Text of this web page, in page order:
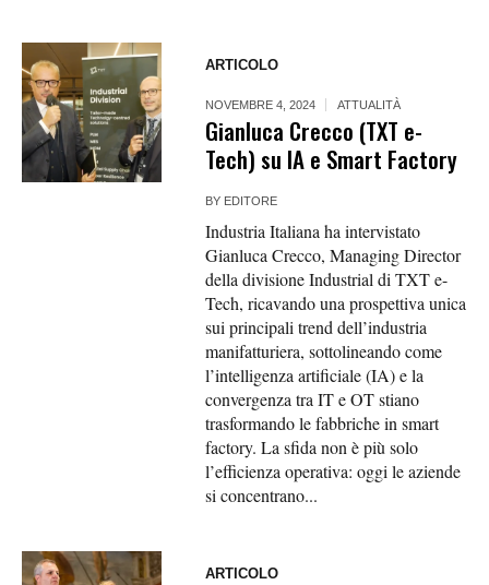
ARTICOLO
NOVEMBRE 4, 2024 ATTUALITÀ
Gianluca Crecco (TXT e-
Tech) su IA e Smart Factory
BY EDITORE
Industria Italiana ha intervistato
Gianluca Crecco, Managing Director
della divisione Industrial di TXT e-
Tech, ricavando una prospettiva unica
sui principali trend dell’industria
manifatturiera, sottolineando come
l’intelligenza artificiale (IA) e la
convergenza tra IT e OT stiano
trasformando le fabbriche in smart
factory. La sfida non è più solo
l’efficienza operativa: oggi le aziende
si concentrano...
ARTICOLO